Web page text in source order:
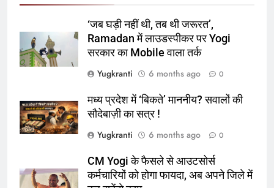
‘जब घड़ी नहीं थी, तब थी जरूरत’,
Ramadan में लाउडस्पीकर पर Yogi
सरकार का Mobile वाला तर्क
Yugkranti
6 months ago 0
मध्य प्रदेश में ‘बिकते’ माननीय? सवालों की
सौदेबाज़ी का सत्र !
Yugkranti
6 months ago 0
CM Yogi के फैसले से आउटसोर्स
कर्मचारियों को होगा फायदा, अब अपने जिले में